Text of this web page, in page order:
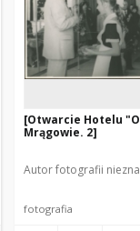
[Otwarcie Hotelu
Mrągowie. 2]
Autor fotografii
fotografia